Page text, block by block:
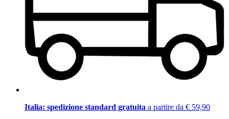
Italia: spedizione standard gratuita a partire da € 59,90